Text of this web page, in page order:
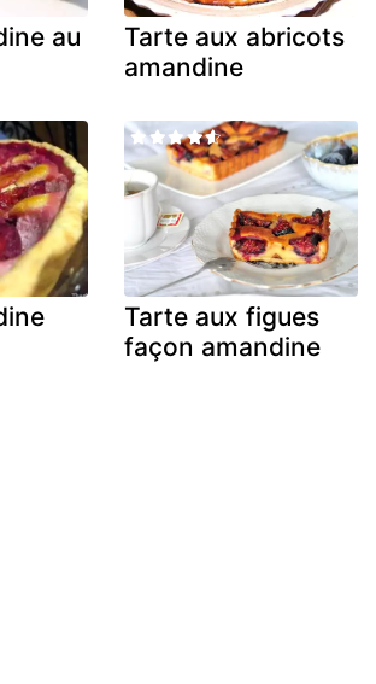
au
Tarte aux abricots
amandine
Tarte aux figues
façon amandine